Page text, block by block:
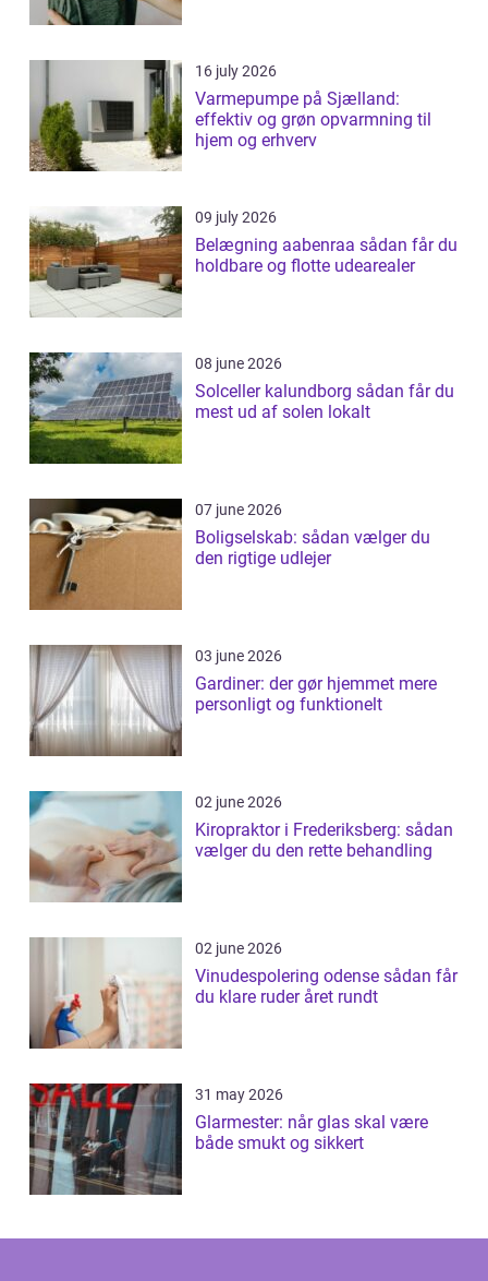
16 july 2026
Varmepumpe på Sjælland:
effektiv og grøn opvarmning til
hjem og erhverv
09 july 2026
Belægning aabenraa sådan får du
holdbare og flotte udearealer
08 june 2026
Solceller kalundborg sådan får du
mest ud af solen lokalt
07 june 2026
Boligselskab: sådan vælger du
den rigtige udlejer
03 june 2026
Gardiner: der gør hjemmet mere
personligt og funktionelt
02 june 2026
Kiropraktor i Frederiksberg: sådan
vælger du den rette behandling
02 june 2026
Vinudespolering odense sådan får
du klare ruder året rundt
31 may 2026
Glarmester: når glas skal være
både smukt og sikkert